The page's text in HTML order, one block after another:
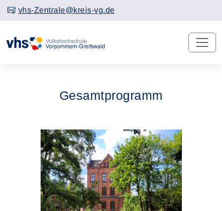
vhs-Zentrale@kreis-vg.de
Gesamtprogramm